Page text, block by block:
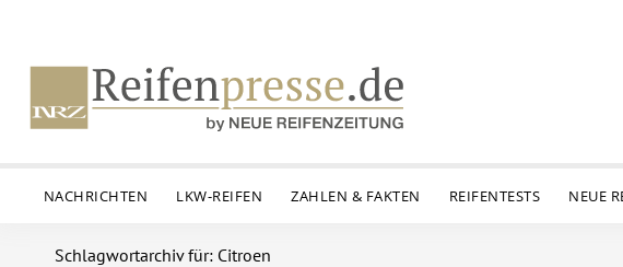
NACHRICHTEN LKW-REIFEN ZAHLEN & FAKTEN REIFENTESTS NEUE
Schlagwortarchiv für: Citroen